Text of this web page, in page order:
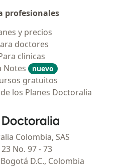
profesionales
y precios
doctores
clinicas
Notes
nuevo
gratuitos
los Planes Doctoralia
Doctoralia - Página de inicio
Colombia, SAS
No. 97 - 73
D.C., Colombia